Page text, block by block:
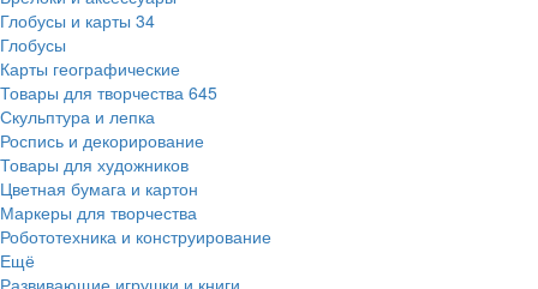
Глобусы и карты 34
Глобусы
Карты географические
Товары для творчества 645
Скульптура и лепка
Роспись и декорирование
Товары для художников
Цветная бумага и картон
Маркеры для творчества
Робототехника и конструирование
Ещё